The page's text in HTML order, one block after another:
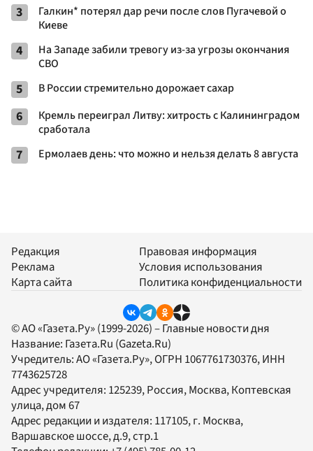
3
Галкин* потерял дар речи после слов Пугачевой о
Киеве
4
На Западе забили тревогу из-за угрозы окончания
СВО
5 В России стремительно дорожает сахар
6
Кремль переиграл Литву: хитрость с Калининградом
сработала
7 Ермолаев день: что можно и нельзя делать 8 августа
Редакция
Реклама
Карта сайта
Правовая информация
Условия использования
Политика конфиденциальности
© АО «Газета.Ру» (1999-2026) – Главные новости дня
Название: Газета.Ru (Gazeta.Ru)
Учредитель:АО «Газета.Ру», ОГРН 1067761730376, ИНН
7743625728
Адрес учредителя: 125239, Россия, Москва, Коптевская
улица, дом 67
Адрес редакции и издателя: 117105, г. Москва,
Варшавское шоссе, д.9, стр.1